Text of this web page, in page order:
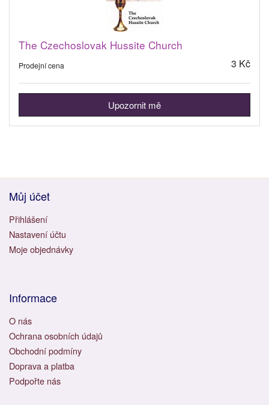
The Czechoslovak Hussite Church
Prodejní cena 3 Kč
Upozornit mě
Můj účet
Přihlášení
Nastavení účtu
Moje objednávky
Informace
O nás
Ochrana osobních údajů
Obchodní podmíny
Doprava a platba
Podpořte nás